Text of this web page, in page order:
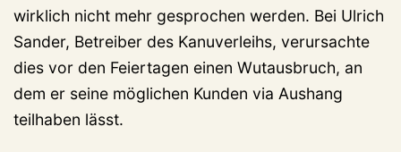
wirklich nicht mehr gesprochen werden. Bei Ulrich
Sander, Betreiber des Kanuverleihs, verursachte
dies vor den Feiertagen einen Wutausbruch, an
dem er seine möglichen Kunden via Aushang
teilhaben lässt.